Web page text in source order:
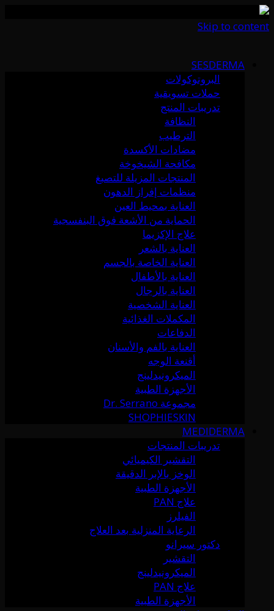
Skip to content
SESDERMA
البروتوكولات
حملات تسويقية
تدريبات المنتج
النظافة
الترطيب
مضادات الأكسدة
مكافحة الشيخوخة
المنتجات المزيلة للتصبغ
منظمات إفراز الدهون
العناية بمحيط العين
الحماية من الأشعة فوق البنفسجية
علاج الإكزيما
العناية بالشعر
العناية الخاصة بالجسم
العناية بالأطفال
العناية بالرجال
العناية الشخصية
المكملات الغذائية
الدفاعات
العناية بالفم والأسنان
أقنعة الوجه
الميكرونيدلينج
الأجهزة الطبية
مجموعة Dr. Serrano
SHOPHIESKIN
MEDIDERMA
تدريبات المنتجات
التقشير الكيميائي
الوخز بالإبر الدقيقة
الأجهزة الطبية
علاج PAN
الفيلرز
الرعاية المنزلية بعد العلاج
دكتور سيرانو
التقشير
الميكرونيدلينج
علاج PAN
الأجهزة الطبية